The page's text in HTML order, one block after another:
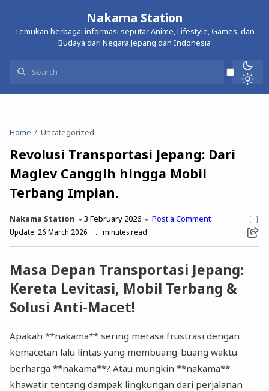
Nakama Station
Temukan berbagai informasi seputar Anime, Lifestyle, Games, dan
Budaya dari Negara Jepang dan Indonesia
Home Uncategorized
Revolusi Transportasi Jepang: Dari
Maglev Canggih hingga Mobil
Terbang Impian.
Nakama Station 3 February 2026 Post a Comment
Update: 26 March 2026 ... minutes read
Masa Depan Transportasi Jepang:
Kereta Levitasi, Mobil Terbang &
Solusi Anti-Macet!
Apakah **nakama** sering merasa frustrasi dengan
kemacetan lalu lintas yang membuang-buang waktu
berharga **nakama**? Atau mungkin **nakama**
khawatir tentang dampak lingkungan dari perjalanan